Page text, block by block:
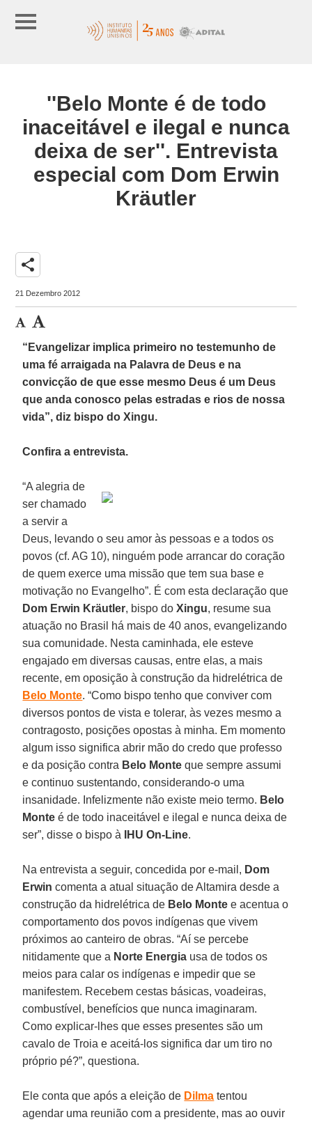
''Belo Monte é de todo
inaceitável e ilegal e nunca
deixa de ser''. Entrevista
especial com Dom Erwin
Kräutler
share
21 Dezembro 2012
“Evangelizar implica primeiro no testemunho de
uma fé arraigada na Palavra de Deus e na
convicção de que esse mesmo Deus é um Deus
que anda conosco pelas estradas e rios de nossa
vida”, diz bispo do Xingu.
Confira a entrevista.
“A alegria de
ser chamado
a servir a
Deus, levando o seu amor às pessoas e a todos os
povos (cf. AG 10), ninguém pode arrancar do coração
de quem exerce uma missão que tem sua base e
motivação no Evangelho”. É com esta declaração que
Dom Erwin Kräutler, bispo doXingu, resume sua
atuação no Brasil há mais de 40 anos, evangelizando
sua comunidade. Nesta caminhada, ele esteve
engajado em diversas causas, entre elas, a mais
recente, em oposição à construção da hidrelétrica de
Belo Monte. “Como bispo tenho que conviver com
diversos pontos de vista e tolerar, às vezes mesmo a
contragosto, posições opostas à minha. Em momento
algum isso significa abrir mão do credo que professo
e da posição contra Belo Monte que sempre assumi
e continuo sustentando, considerando-o uma
insanidade. Infelizmente não existe meio termo. Belo
Monte é de todo inaceitável e ilegal e nunca deixa de
ser”, disse o bispo à IHU On-Line.
Na entrevista a seguir, concedida por e-mail, Dom
Erwin comenta a atual situação de Altamira desde a
construção da hidrelétrica de Belo Monte e acentua o
comportamento dos povos indígenas que vivem
próximos ao canteiro de obras. “Aí se percebe
nitidamente que a Norte Energia usa de todos os
meios para calar os indígenas e impedir que se
manifestem. Recebem cestas básicas, voadeiras,
combustível, benefícios que nunca imaginaram.
Como explicar-lhes que esses presentes são um
cavalo de Troia e aceitá-los significa dar um tiro no
próprio pé?”, questiona.
Ele conta que após a eleição de Dilma tentou
agendar uma reunião com a presidente, mas ao ouvir